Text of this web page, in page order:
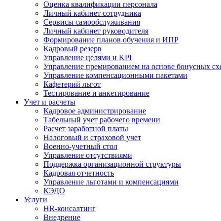
Оценка квалификации персонала
Личный кабинет сотрудника
Сервисы самообслуживания
Личный кабинет руководителя
Формирование планов обучения и ИПР
Кадровый резерв
Управление целями и KPI
Управление премированием на основе бонусных
Управление компенсационными пакетами
Кафетерий льгот
Тестирование и анкетирование
Учет и расчеты
Кадровое администрирование
Табельный учет рабочего времени
Расчет заработной платы
Налоговый и страховой учет
Военно-учетный стол
Управление отсутствиями
Поддержка организационной структуры
Кадровая отчетность
Управление льготами и компенсациями
КЭДО
Услуги
HR-консалтинг
Внедрение